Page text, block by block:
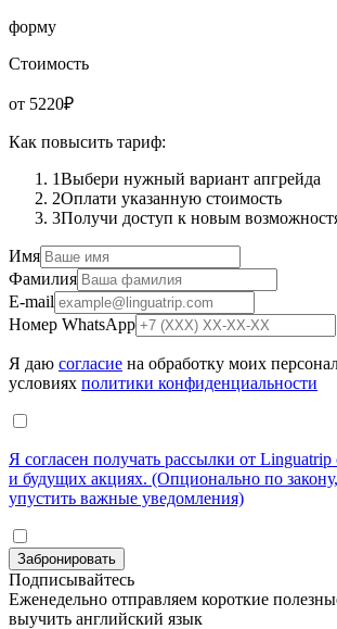
форму
Стоимость
от 5220₽
Как повысить тариф:
1Выбери нужный вариант апгрейда
2Оплати указанную стоимость
3Получи доступ к новым
Имя
Фамилия
E-mail
Номер WhatsApp
Я даю согласие на обработку моих
условиях политики конфиденциальности
Я согласен получать рассылки от Linguatrip
и будущих акциях. (Опционально по
упустить важные уведомления)
Забронировать
Подписывайтесь
Еженедельно отправляем короткие
выучить английский язык